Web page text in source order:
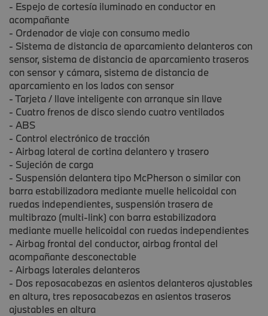
- Espejo de cortesía iluminado en conductor en
acompañante
- Ordenador de viaje con consumo medio
- Sistema de distancia de aparcamiento delanteros con
sensor, sistema de distancia de aparcamiento traseros
con sensor y cámara, sistema de distancia de
aparcamiento en los lados con sensor
- Tarjeta / llave inteligente con arranque sin llave
- Cuatro frenos de disco siendo cuatro ventilados
- ABS
- Control electrónico de tracción
- Airbag lateral de cortina delantero y trasero
- Sujeción de carga
- Suspensión delantera tipo McPherson o similar con
barra estabilizadora mediante muelle helicoidal con
ruedas independientes, suspensión trasera de
multibrazo (multi-link) con barra estabilizadora
mediante muelle helicoidal con ruedas independientes
- Airbag frontal del conductor, airbag frontal del
acompañante desconectable
- Airbags laterales delanteros
- Dos reposacabezas en asientos delanteros ajustables
en altura, tres reposacabezas en asientos traseros
ajustables en altura